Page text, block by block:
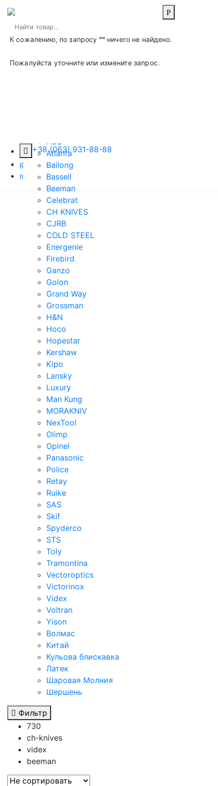
К сожалению, по запросу "" ничего не найдено.
Пожалуйста уточните или измените запрос.
+38 (063) 931-88-88
Главная
Магазин
ASG
Atlanfa
Bailong
Bassell
Beeman
Celebrat
CH KNIVES
CJRB
COLD STEEL
Energenie
Firebird
Ganzo
Golon
Grand Way
Grossman
H&N
Hoco
Hopestar
Kershaw
Kipo
Lansky
Luxury
Man Kung
MORAKNIV
NexTool
Olimp
Opinel
Panasonic
Police
Retay
Ruike
SAS
Skif
Spyderco
STS
Toly
Tramontina
Vectoroptics
Victorinox
Videx
Voltran
Yison
Волмас
Китай
Кульова блискавка
Латек
Шаровая Молния
Шершень
Фильтр
730
ch-knives
videx
beeman